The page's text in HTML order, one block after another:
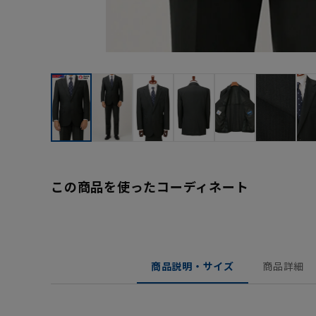
この商品を使ったコーディネート
商品説明・サイズ 商品詳細